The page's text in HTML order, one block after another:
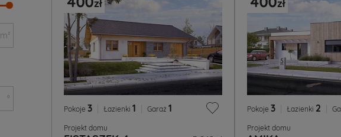
Pokoje 3 Łazienki 1 Garaż 1
Projekt domu
Pokoje 3 Łazienki 2
Projekt domu
m²
°